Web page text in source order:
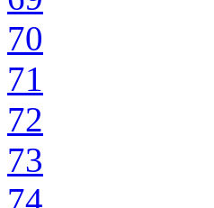
70
71
72
73
74